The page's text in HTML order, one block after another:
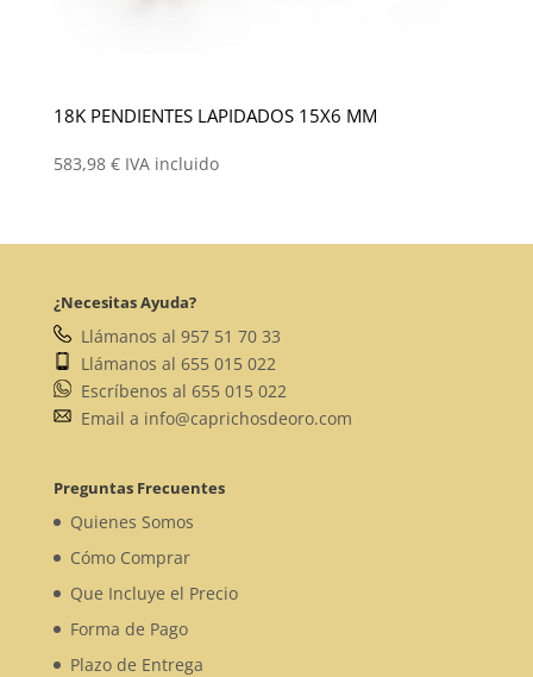
18K PENDIENTES LAPIDADOS 15X6 MM
583,98 € IVA incluido
¿Necesitas Ayuda?
Llámanos al 957 51 70 33
Llámanos al 655 015 022
Escríbenos al 655 015 022
Email a info@caprichosdeoro.com
Preguntas Frecuentes
Quienes Somos
Cómo Comprar
Que Incluye el Precio
Forma de Pago
Plazo de Entrega